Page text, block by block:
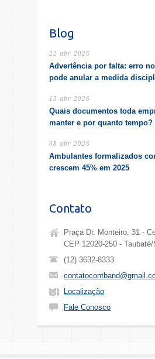
Blog
22 abr 2026
Advertência por falta: erro
pode anular a medida
15 abr 2026
Quais documentos toda
manter e por quanto tempo?
08 abr 2026
Ambulantes formalizados
crescem 45% em 2025
Contato
Praça Dr. Monteiro, 31 -
CEP 12020-250 - Taubaté/
(12) 3632-8333
Localização
Fale Conosco